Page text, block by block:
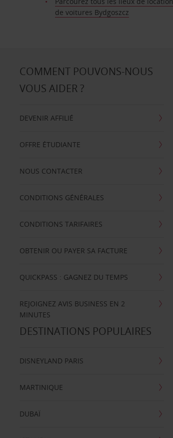
de voitures Bydgoszcz
COMMENT POUVONS-NOUS
VOUS AIDER ?
DEVENIR AFFILIÉ
OFFRE ÉTUDIANTE
NOUS CONTACTER
CONDITIONS GÉNÉRALES
CONDITIONS TARIFAIRES
OBTENIR OU PAYER SA FACTURE
QUICKPASS : GAGNEZ DU TEMPS
REJOIGNEZ AVIS BUSINESS EN 2
MINUTES
DESTINATIONS POPULAIRES
DISNEYLAND PARIS
MARTINIQUE
DUBAÏ